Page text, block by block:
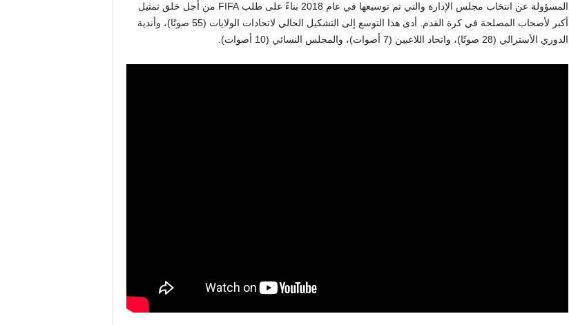
المسؤولة عن انتخاب مجلس الإدارة والتي تم توسيعها في عام 2018 بناءً على طلب FIFA من أجل خلق تمثيل
أكبر لأصحاب المصلحة في كرة القدم. أدى هذا التوسع إلى التشكيل الحالي لاتحادات الولايات (55 صوتًا)، وأندية
الدوري الأسترالي (28 صوتًا)، واتحاد اللاعبين (7 أصوات)، والمجلس النسائي (10 أصوات).